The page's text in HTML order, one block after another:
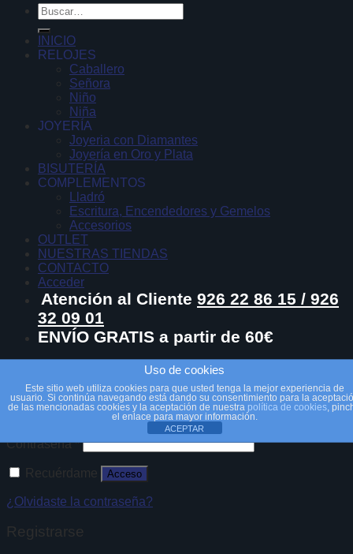
Buscar
por:
INICIO
RELOJES
Caballero
Señora
Niño
Niña
JOYERÍA
Joyeria con Diamantes
Joyería en Oro y Plata
BISUTERÍA
COMPLEMENTOS
Lladró
Escritura, Encendedores y Gemelos
Accesorios
OUTLET
NUESTRAS TIENDAS
CONTACTO
Acceder
Atención al Cliente 926 22 86 15 / 926
32 09 01
ENVÍO GRATIS a partir de 60€
Uso de cookies
Este sitio web utiliza cookies para que usted tenga la mejor experiencia de
usuario. Si continúa navegando está dando su consentimiento para la
de las mencionadas cookies y la aceptación de nuestra política de cookies,
el enlace para mayor información.
ACEPTAR
Nombre de usuario o correo electrónico*
Contraseña*
Recuérdame Acceso
¿Olvidaste la contraseña?
Registrarse